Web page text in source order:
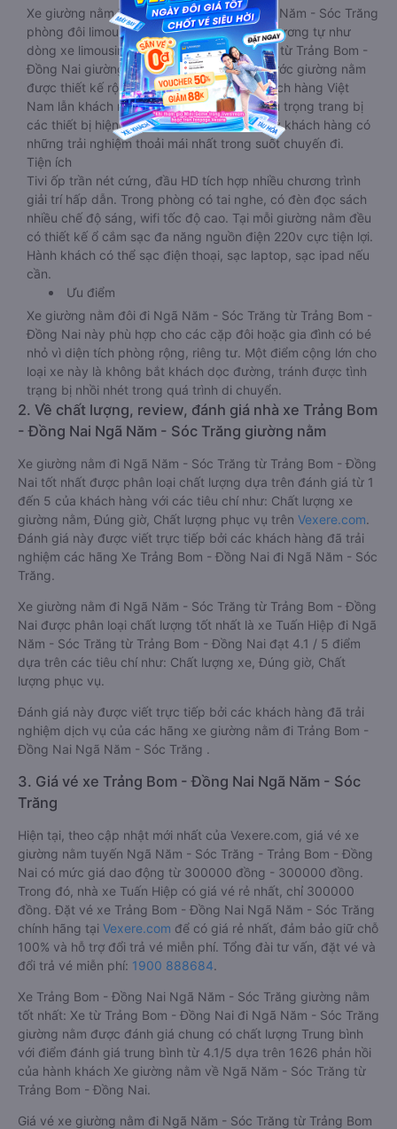
Xe giường nằm Trảng Bom - Đồng Nai Ngã Năm - Sóc Trăng
phòng đôi limousine là dòng xe có thiết kế tương tự như
dòng xe limousine đi Ngã Năm - Sóc Trăng từ Trảng Bom -
Đồng Nai giường phòng. Tuy nhiên kích thước giường nằm
được thiết kế rộng hơn, phù hợp với cả khách hàng Việt
Nam lẫn khách nước ngoài. Nhà xe vẫn chú trọng trang bị
các thiết bị hiện đại nhằm đảm bảo cho quý khách hàng có
những trải nghiệm thoải mái nhất trong suốt chuyến đi.
Tiện ích
Tivi ốp trần nét cứng, đầu HD tích hợp nhiều chương trình
giải trí hấp dẫn. Trong phòng có tai nghe, có đèn đọc sách
nhiều chế độ sáng, wifi tốc độ cao. Tại mỗi giường nằm đều
có thiết kế ổ cắm sạc đa năng nguồn điện 220v cực tiện lợi.
Hành khách có thể sạc điện thoại, sạc laptop, sạc ipad nếu
cần.
Ưu điểm
Xe giường nằm đôi đi Ngã Năm - Sóc Trăng từ Trảng Bom -
Đồng Nai này phù hợp cho các cặp đôi hoặc gia đình có bé
nhỏ vì diện tích phòng rộng, riêng tư. Một điểm cộng lớn cho
loại xe này là không bắt khách dọc đường, tránh được tình
trạng bị nhồi nhét trong quá trình di chuyển.
2. Về chất lượng, review, đánh giá nhà xe Trảng Bom
- Đồng Nai Ngã Năm - Sóc Trăng giường nằm
Xe giường nằm đi Ngã Năm - Sóc Trăng từ Trảng Bom - Đồng
Nai tốt nhất được phân loại chất lượng dựa trên đánh giá từ 1
đến 5 của khách hàng với các tiêu chí như: Chất lượng xe
giường nằm, Đúng giờ, Chất lượng phục vụ trên Vexere.com.
Đánh giá này được viết trực tiếp bởi các khách hàng đã trải
nghiệm các hãng Xe Trảng Bom - Đồng Nai đi Ngã Năm - Sóc
Trăng.
Xe giường nằm đi Ngã Năm - Sóc Trăng từ Trảng Bom - Đồng
Nai được phân loại chất lượng tốt nhất là xe Tuấn Hiệp đi Ngã
Năm - Sóc Trăng từ Trảng Bom - Đồng Nai đạt 4.1 / 5 điểm
dựa trên các tiêu chí như: Chất lượng xe, Đúng giờ, Chất
lượng phục vụ.
Đánh giá này được viết trực tiếp bởi các khách hàng đã trải
nghiệm dịch vụ của các hãng xe giường nằm đi Trảng Bom -
Đồng Nai Ngã Năm - Sóc Trăng .
3. Giá vé xe Trảng Bom - Đồng Nai Ngã Năm - Sóc
Trăng
Hiện tại, theo cập nhật mới nhất của Vexere.com, giá vé xe
giường nằm tuyến Ngã Năm - Sóc Trăng - Trảng Bom - Đồng
Nai có mức giá dao động từ 300000 đồng - 300000 đồng.
Trong đó, nhà xe Tuấn Hiệp có giá vé rẻ nhất, chỉ 300000
đồng. Đặt vé xe Trảng Bom - Đồng Nai Ngã Năm - Sóc Trăng
chính hãng tại Vexere.com để có giá rẻ nhất, đảm bảo giữ chỗ
100% và hỗ trợ đổi trả vé miễn phí. Tổng đài tư vấn, đặt vé và
đổi trả vé miễn phí: 1900 888684.
Xe Trảng Bom - Đồng Nai Ngã Năm - Sóc Trăng giường nằm
tốt nhất: Xe từ Trảng Bom - Đồng Nai đi Ngã Năm - Sóc Trăng
giường nằm được đánh giá chung có chất lượng Trung bình
với điểm đánh giá trung bình từ 4.1/5 dựa trên 1626 phản hồi
của hành khách Xe giường nằm về Ngã Năm - Sóc Trăng từ
Trảng Bom - Đồng Nai.
Giá vé xe giường nằm đi Ngã Năm - Sóc Trăng từ Trảng Bom